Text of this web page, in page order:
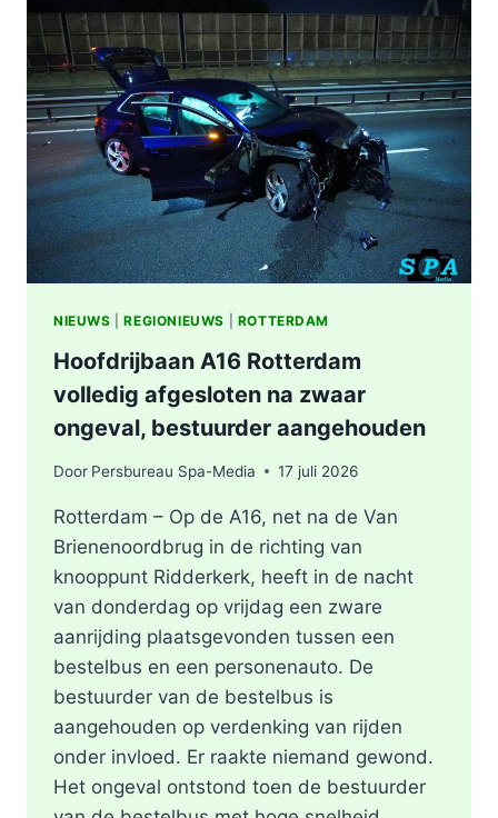
ONGEVAL
TOERIT
A16
BERGSCHENHOEK
RICHTING
ROTTERDAM
NIEUWS |REGIONIEUWS ROTTERDAM
Hoofdrijbaan A16 Rotterdam
volledig afgesloten na zwaar
ongeval, bestuurder aangehouden
Door Persbureau Spa-Media 17 juli 2026
Rotterdam – Op de A16, net na de Van
Brienenoordbrug in de richting van
knooppunt Ridderkerk, heeft in de nacht
van donderdag op vrijdag een zware
aanrijding plaatsgevonden tussen een
bestelbus en een personenauto. De
bestuurder van de bestelbus is
aangehouden op verdenking van rijden
onder invloed. Er raakte niemand gewond.
Het ongeval ontstond toen de bestuurder